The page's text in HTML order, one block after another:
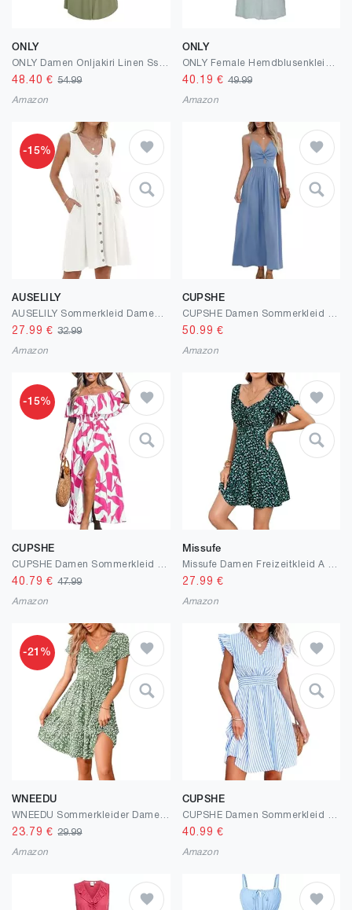
ONLY
48.40 €54.99
Amazon
ONLY
40.19 € 49.99
Amazon
-15%
AUSELILY
27.99 €32.99
Amazon
CUPSHE
50.99 €
Amazon
-15%
CUPSHE
40.79 €47.99
Amazon
Missufe
27.99 €
Amazon
-21%
WNEEDU
23.79 €29.99
Amazon
CUPSHE
40.99 €
Amazon